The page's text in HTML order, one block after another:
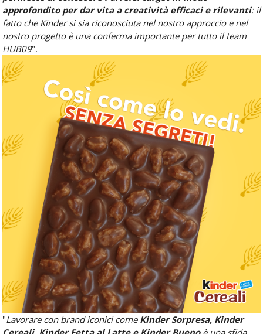
approfondito per dar vita a creatività efficaci e rilevanti: il
fatto che Kinder si sia riconosciuta nel nostro approccio e nel
nostro progetto è una conferma importante per tutto il team
HUB09".
"Lavorare con brand iconici come Kinder Sorpresa, Kinder